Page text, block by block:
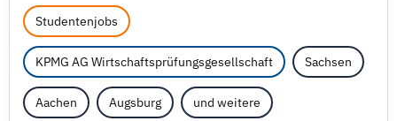
Studentenjobs
KPMG AG Wirtschaftsprüfungsgesellschaft Sachsen
Aachen Augsburg und weitere